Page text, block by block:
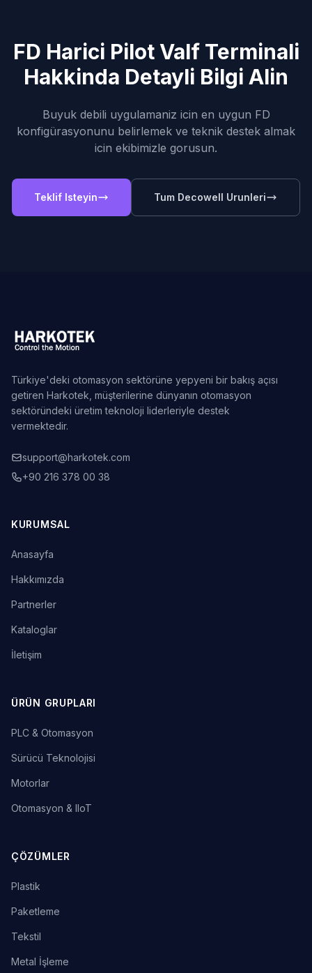
FD Harici Pilot Valf Terminali
Hakkinda Detayli Bilgi Alin
Buyuk debili uygulamaniz icin en uygun FD
konfigürasyonunu belirlemek ve teknik destek almak
icin ekibimizle gorusun.
Teklif Isteyin Tum Decowell Urunleri
Türkiye'deki otomasyon sektörüne yepyeni bir bakış açısı
getiren Harkotek, müşterilerine dünyanın otomasyon
sektöründeki üretim teknoloji liderleriyle destek
vermektedir.
support@harkotek.com
+90 216 378 00 38
KURUMSAL
Anasayfa
Hakkımızda
Partnerler
Kataloglar
İletişim
ÜRÜN GRUPLARI
PLC & Otomasyon
Sürücü Teknolojisi
Motorlar
Otomasyon & IIoT
ÇÖZÜMLER
Plastik
Paketleme
Tekstil
Metal İşleme